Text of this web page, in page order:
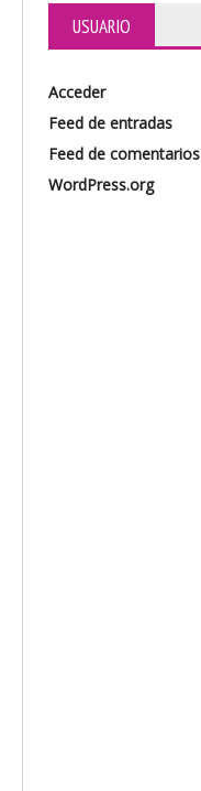
USUARIO
Acceder
Feed de entradas
Feed de comentarios
WordPress.org